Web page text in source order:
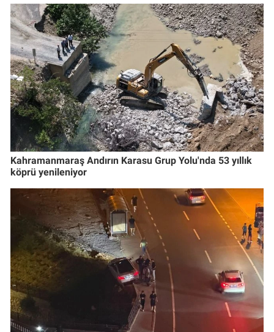
Kahramanmaraş Andırın Karasu Grup Yolu'nda 53 yıllık
köprü yenileniyor